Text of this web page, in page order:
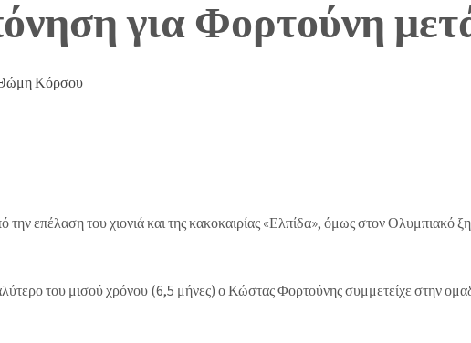
για Φορτούνη
Κόρσου
επέλαση του χιονιά και της κακοκαιρίας «Ελπίδα», όμως στον Ολυμπιακό
του μισού χρόνου (6,5 μήνες) ο Κώστας Φορτούνης συμμετείχε στην